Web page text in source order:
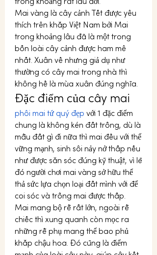
trong khoảng rất lâu đời.
Mai vàng là cây cảnh Tết được yêu
thích trên khắp Việt Nam bởi Mai
trong khoảng lâu đã là một trong
bốn loài cây cảnh được ham mê
nhất. Xuân về nhưng giả dụ như
thường có cây mai trong nhà thì
không hề là mùa xuân đúng nghĩa.
Đặc điểm của cây mai
phôi mai tứ quý đẹp với 1 đặc điểm
chung là không kén đất trồng, dù là
mẫu đất gì đi nữa thì mai đều với thể
vững mạnh, sinh sôi nảy nở thấp nếu
như được săn sóc đúng kỹ thuật, vì lẽ
đó người chơi mai vàng sở hữu thể
thả sức lựa chọn loại đất mình với để
coi sóc và trồng mai được thấp.
Mai mang bộ rễ rất lớn, ngoài rễ
chiếc thì xung quanh còn mọc ra
những rễ phụ mang thể bao phủ
khắp chậu hoa. Đó cũng là điểm